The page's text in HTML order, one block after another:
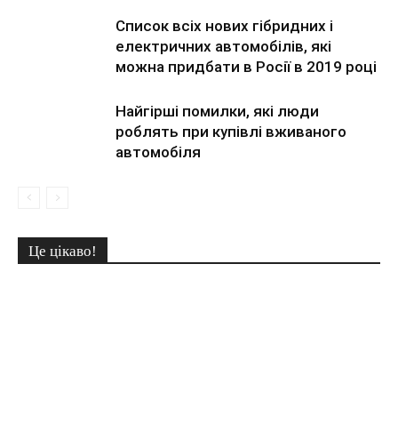
Список всіх нових гібридних і
електричних автомобілів, які
можна придбати в Росії в 2019 році
Найгірші помилки, які люди
роблять при купівлі вживаного
автомобіля
Це цікаво!